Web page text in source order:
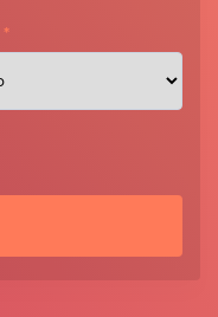
*